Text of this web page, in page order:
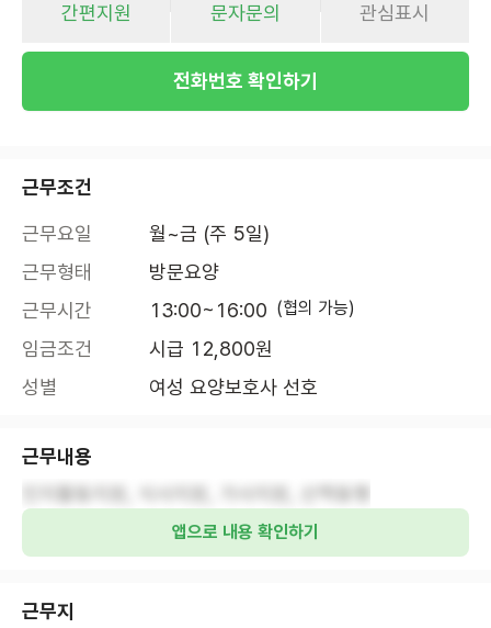
간편지원 문자문의 관심표시
전화번호 확인하기
근무조건
근무요일
월~금 (주 5일)
근무형태
방문요양
근무시간
13:00~16:00 (협의 가능)
임금조건
시급 12,800원
성별
여성 요양보호사 선호
근무내용
앱으로 내용 확인하기
근무지